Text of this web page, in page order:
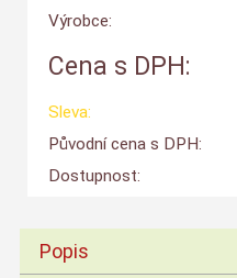
Výrobce:
Cena s DPH:
Sleva:
Původní cena s DPH:
Dostupnost:
Popis